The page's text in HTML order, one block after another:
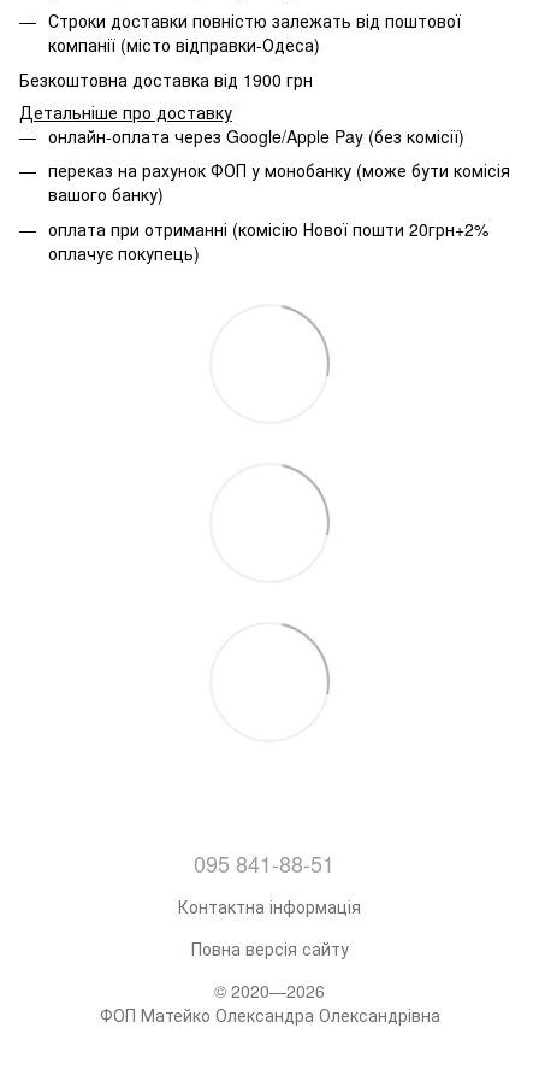
Строки доставки повністю залежать від поштової
компанії (місто відправки-Одеса)
Безкоштовна доставка від 1900 грн
Детальніше про доставку
онлайн-оплата через Google/Apple Pay (без комісії)
переказ на рахунок ФОП у монобанку (може бути комісія
вашого банку)
оплата при отриманні (комісію Нової пошти 20грн+2%
оплачує покупець)
095 841-88-51
Контактна інформація
Повна версія сайту
© 2020—2026
ФОП Матейко Олександра Олександрівна